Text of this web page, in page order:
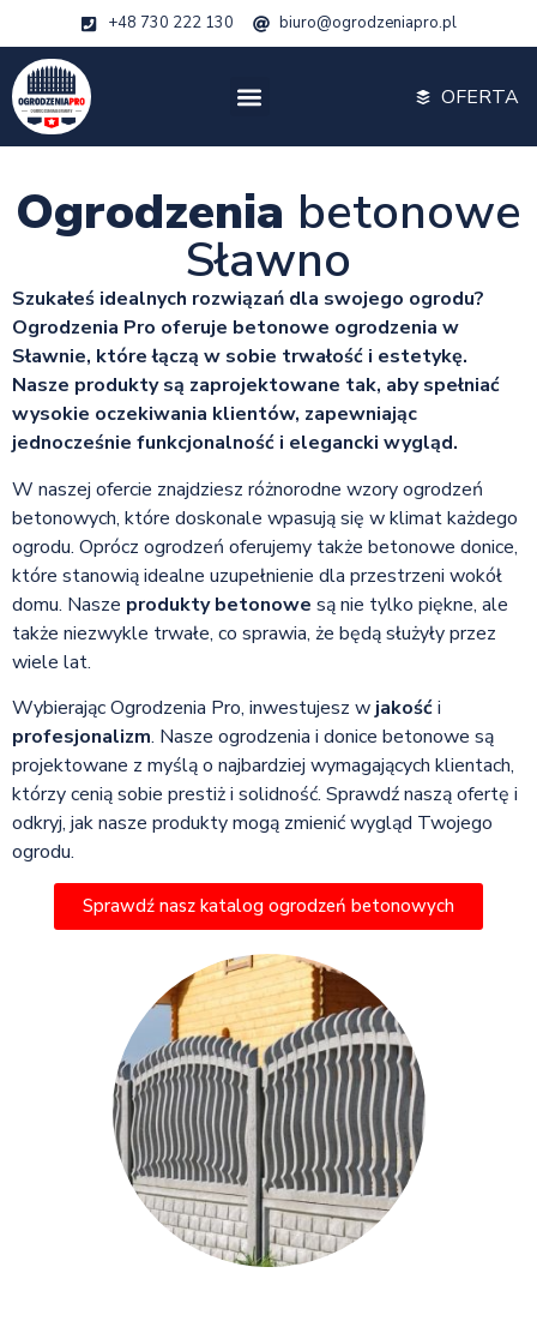
+48 730 222 130 biuro@ogrodzeniapro.pl
OFERTA
Ogrodzenia betonowe
Sławno
Szukałeś idealnych rozwiązań dla swojego ogrodu?
Ogrodzenia Pro oferuje betonowe ogrodzenia w
Sławnie, które łączą w sobie trwałość i estetykę.
Nasze produkty są zaprojektowane tak, aby spełniać
wysokie oczekiwania klientów, zapewniając
jednocześnie funkcjonalność i elegancki wygląd.
W naszej ofercie znajdziesz różnorodne wzory ogrodzeń
betonowych, które doskonale wpasują się w klimat każdego
ogrodu. Oprócz ogrodzeń oferujemy także betonowe donice,
które stanowią idealne uzupełnienie dla przestrzeni wokół
domu. Nasze produkty betonowe są nie tylko piękne, ale
także niezwykle trwałe, co sprawia, że będą służyły przez
wiele lat.
Wybierając Ogrodzenia Pro, inwestujesz w jakośći
profesjonalizm. Nasze ogrodzenia i donice betonowe są
projektowane z myślą o najbardziej wymagających klientach,
którzy cenią sobie prestiż i solidność. Sprawdź naszą ofertę i
odkryj, jak nasze produkty mogą zmienić wygląd Twojego
ogrodu.
Sprawdź nasz katalog ogrodzeń betonowych